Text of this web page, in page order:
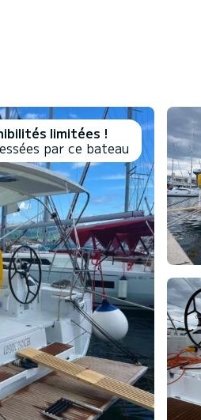
limitées !
par ce bateau